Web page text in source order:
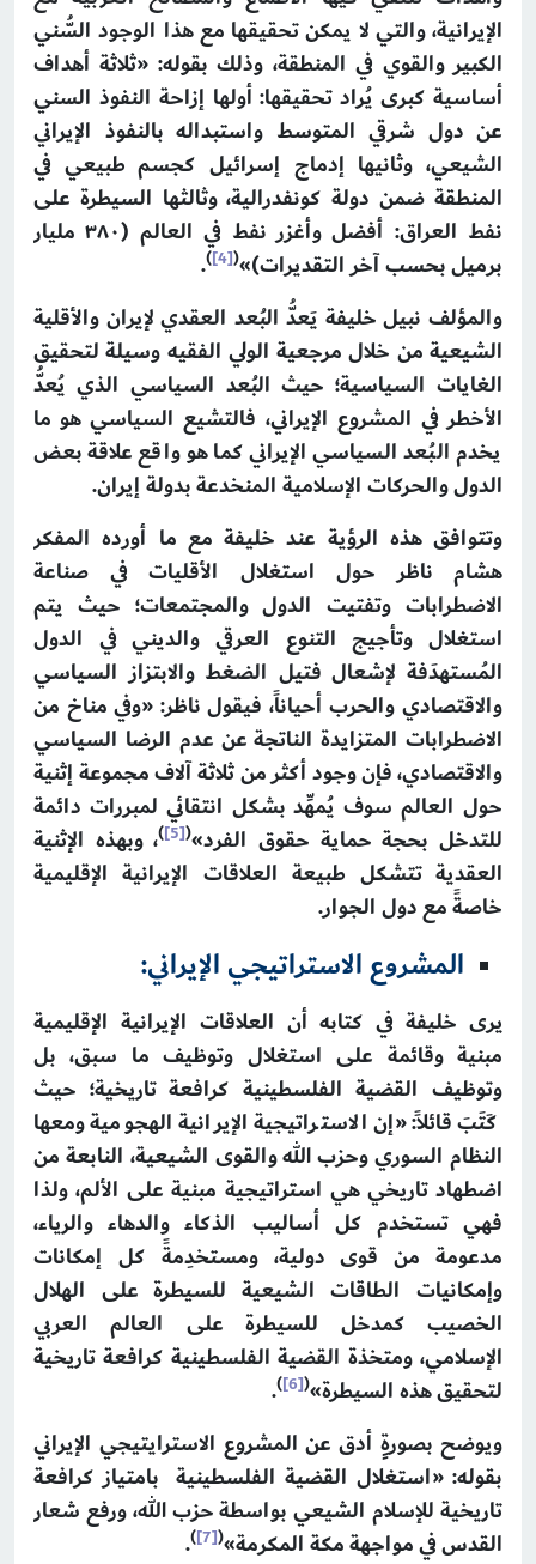
الإيرانية، والتي لا يمكن تحقيقها مع هذا الوجود السُّني
الكبير والقوي في المنطقة، وذلك بقوله: «ثلاثة أهداف
أساسية كبرى يُراد تحقيقها: أولها إزاحة النفوذ السني
عن دول شرقي المتوسط واستبداله بالنفوذ الإيراني
الشيعي، وثانيها إدماج إسرائيل کجسم طبيعي في
المنطقة ضمن دولة كونفدرالية، وثالثها السيطرة على
نفط العراق: أفضل وأغزر نفط في العالم (۳۸۰ مليار
برميل بحسب آخر التقديرات)»(
[4]
)
.
والمؤلف نبيل خليفة يَعدُّ البُعد العقدي لإيران والأقلية
الشيعية من خلال مرجعية الولي الفقيه وسيلة لتحقيق
الغايات السياسية؛ حيث البُعد السياسي الذي يُعدُّ
الأخطر في المشروع الإيراني، فالتشيع السياسي هو ما
يخدم البُعد السياسي الإيراني كما هو واقع علاقة بعض
الدول والحركات الإسلامية المنخدعة بدولة إيران.
وتتوافق هذه الرؤية عند خليفة مع ما أورده المفكر
هشام ناظر حول استغلال الأقليات في صناعة
الاضطرابات وتفتيت الدول والمجتمعات؛ حيث يتم
استغلال وتأجيج التنوع العرقي والديني في الدول
المُستهدَفة لإشعال فتيل الضغط والابتزاز السياسي
والاقتصادي والحرب أحياناً، فيقول ناظر: «وفي مناخ من
الاضطرابات المتزايدة الناتجة عن عدم الرضا السياسي
والاقتصادي، فإن وجود أكثر من ثلاثة آلاف مجموعة إثنية
حول العالم سوف يُمهِّد بشكل انتقائي لمبررات دائمة
للتدخل بحجة حماية حقوق الفرد»(
[5]
)، وبهذه الإثنية
العقدية تتشكل طبيعة العلاقات الإيرانية الإقليمية
خاصةً مع دول الجوار.
المشروع الاستراتيجي الإيراني:
يرى خليفة في كتابه أن العلاقات الإيرانية الإقليمية
مبنية وقائمة على استغلال وتوظيف ما سبق، بل
وتوظيف القضية الفلسطينية كرافعة تاريخية؛ حيث
كَتَبَ قائلاً: «إن الاستراتيجية الإيرانية الهجومية ومعها
النظام السوري وحزب الله والقوى الشيعية، النابعة من
اضطهاد تاريخي هي استراتيجية مبنية على الألم، ولذا
فهي تستخدم كل أساليب الذكاء والدهاء والرياء،
مدعومة من قوى دولية، ومستخدِمةً كل إمكانات
وإمكانيات الطاقات الشيعية للسيطرة على الهلال
الخصيب كمدخل للسيطرة على العالم العربي
الإسلامي، ومتخذة القضية الفلسطينية كرافعة تاريخية
لتحقيق هذه السيطرة»(
[6]
)
.
ويوضح بصورةٍ أدق عن المشروع الاسترايتيجي الإيراني
بقوله: «استغلال القضية الفلسطينية بامتياز كرافعة
تاريخية للإسلام الشيعي بواسطة حزب الله، ورفع شعار
القدس في مواجهة مكة المكرمة»(
[7]
)
.